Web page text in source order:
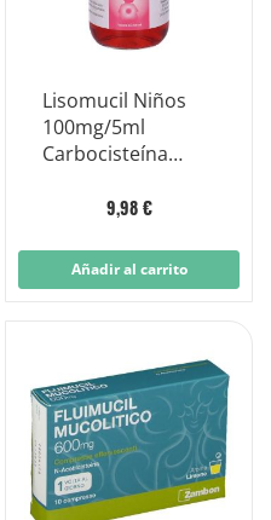
Lisomucil Niños
100mg/5ml
Carbocisteína
La Tos 200ml
9,98 €
Añadir al carrito